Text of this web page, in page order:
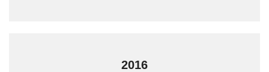
2016